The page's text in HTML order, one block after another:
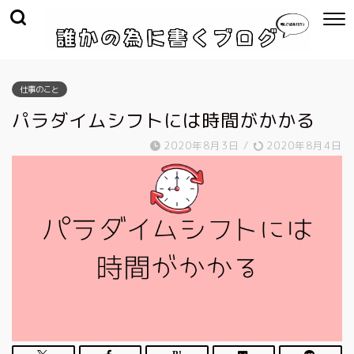
仕事のこと
パラダイムシフトには時間がかかる
2020年8月3日 / 2020年8月4日